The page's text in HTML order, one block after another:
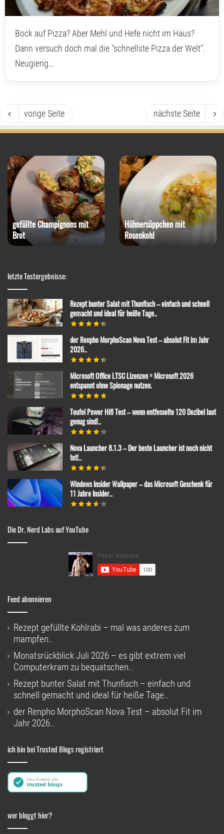
Bock auf Pizza? Aber Mehl und Hefe nicht im Haus?
Dann versuch doch mal die "schnellste Pizza der Welt".
Neugierig…
vorige Seite nächste Seite
gefüllte Champignons mit
Brot
Hühnersüppchen mit
Rosenkohl
letzte Testergebnisse:
Rezept bunter Salat mit Thunfisch – einfach und schnell
gemacht und ideal für heiße Tage..
der Renpho MorphoScan Nova Test – absolut Fit im Jahr
2026..
Microsoft Office LTSC Lizenzen = Microsoft 2026
entspannt ohne Spionage nutzen.
Teufel Power Hifi Test – wenn entfesselte 120 Dezibel laut
genug sind!..
Nova Launcher 8.1.3 – Der beste Launcher ist noch nicht
tot!..
Windows Insider Wallpaper – das Microsoft Geschenk für
11 Jahre Insider..
Die Dr. Nerd Labs auf YouTube
Feed abonnieren
Rezept gefüllte Kohlrabi – mal was anderes zum
mampfen..
Monatsrückblick Juli 2026 – es gibt extrem viel
Computerkram zu bequatschen..
Rezept bunter Salat mit Thunfisch – einfach und
schnell gemacht und ideal für heiße Tage..
der Renpho MorphoScan Nova Test – absolut Fit im
Jahr 2026..
ich bin bei Trusted Blogs registriert
wer bloggt hier?